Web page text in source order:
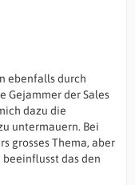
ebenfalls durch
Gejammer der Sales
dazu die
untermauern. Bei
grosses Thema, aber
beeinflusst das den